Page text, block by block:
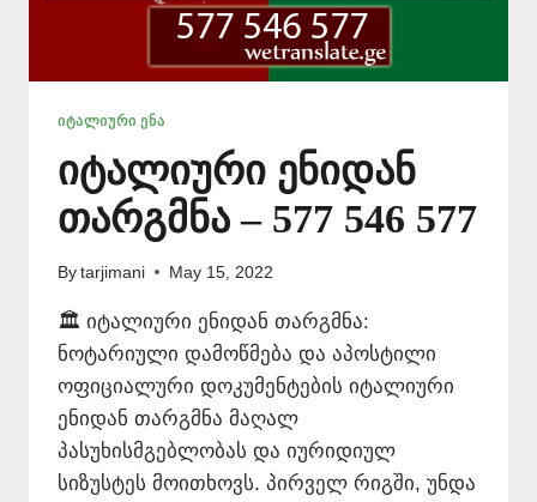
ᲘᲢᲐᲚᲘᲣᲠᲘ ᲔᲜᲐ
იტალიური ენიდან
თარგმნა – 577 546 577
By tarjimani May 15, 2022
🏛️ იტალიური ენიდან თარგმნა:
ნოტარიული დამოწმება და აპოსტილი
ოფიციალური დოკუმენტების იტალიური
ენიდან თარგმნა მაღალ
პასუხისმგებლობას და იურიდიულ
სიზუსტეს მოითხოვს. პირველ რიგში, უნდა